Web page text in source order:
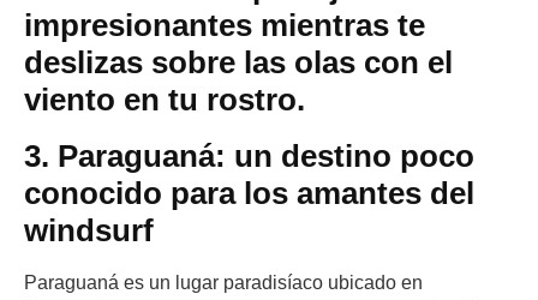
impresionantes mientras te
deslizas sobre las olas con el
viento en tu rostro.
3. Paraguaná: un destino poco
conocido para los amantes del
windsurf
Paraguaná es un lugar paradisíaco ubicado en